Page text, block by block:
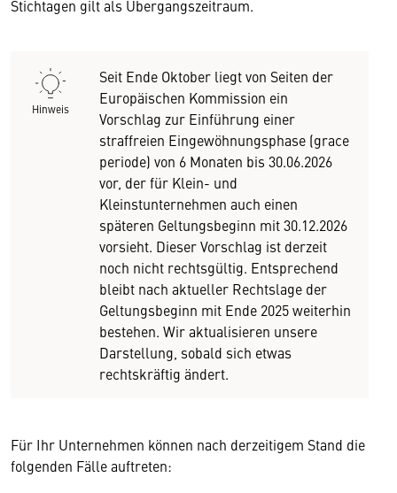
Stichtagen gilt als Übergangszeitraum.
Hinweis
Seit Ende Oktober liegt von Seiten der
Europäischen Kommission ein
Vorschlag zur Einführung einer
straffreien Eingewöhnungsphase (grace
periode) von 6 Monaten bis 30.06.2026
vor, der für Klein- und
Kleinstunternehmen auch einen
späteren Geltungsbeginn mit 30.12.2026
vorsieht. Dieser Vorschlag ist derzeit
noch nicht rechtsgültig. Entsprechend
bleibt nach aktueller Rechtslage der
Geltungsbeginn mit Ende 2025 weiterhin
bestehen. Wir aktualisieren unsere
Darstellung, sobald sich etwas
rechtskräftig ändert.
Für Ihr Unternehmen können nach derzeitigem Stand die
folgenden Fälle auftreten: